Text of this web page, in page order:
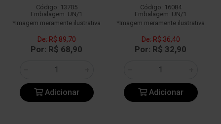
Código: 13705
Embalagem: UN/1
*Imagem meramente ilustrativa
De: R$ 89,70
Por: R$ 68,90
Adicionar
Código: 16084
Embalagem: UN/1
*Imagem meramente ilustrativa
De: R$ 36,40
Por: R$ 32,90
Adicionar